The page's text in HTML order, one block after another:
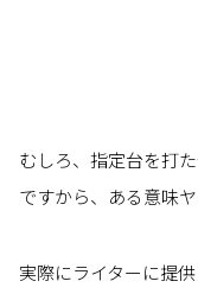
むしろ、指定台を打
ですから、ある意味
実際にライターに提